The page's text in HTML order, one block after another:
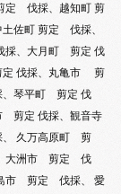
定 伐採、越知町 剪
佐町 剪定 伐採、
採、大月町 剪定 伐
伐採、丸亀市 剪
琴平町 剪定 伐
剪定 伐採、観音寺
久万高原町 剪
大洲市 剪定 伐
市 剪定 伐採、 愛